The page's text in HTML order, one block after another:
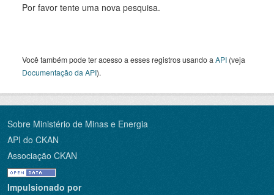
Por favor tente uma nova pesquisa.
Você também pode ter acesso a esses registros usando a API (veja
Documentação da API).
Sobre Ministério de Minas e Energia
API do CKAN
Associação CKAN
Impulsionado por